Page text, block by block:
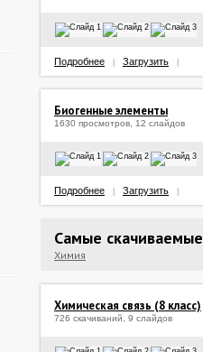
Подробнее Загрузить
Биогенные элементы
1630 просмотров, 12 слайдов
Подробнее Загрузить
Самые скачиваемые
Химия
Химическая связь (8 класс)
726 скачиваний, 9 слайдов